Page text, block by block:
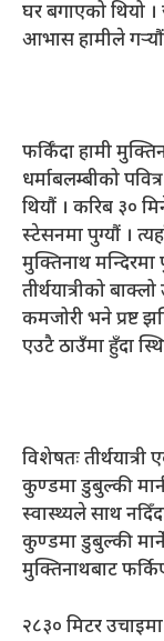
घर बगाएको थियो
आभास हामीले गर्‍यौं
फर्किँदा हामी
धर्माबलम्बीको
थियौं । करिब ३०
स्टेसनमा पुग्यौं ।
मुक्तिनाथ
तीर्थयात्रीको
कमजोरी भने प्रष्ट
एउटै ठाउँमा हुँदा
विशेषतः
कुण्डमा डुबुल्की
स्वास्थ्यले साथ
कुण्डमा डुबुल्की
मुक्तिनाथबाट
२८३० मिटर